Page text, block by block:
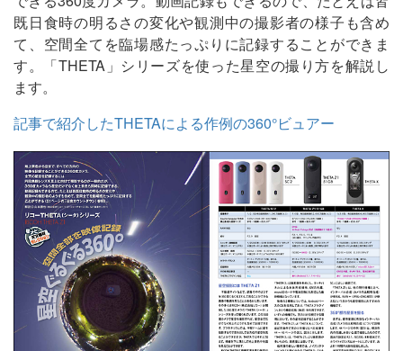
既日食時の明るさの変化や観測中の撮影者の様子も含め
て、空間全てを臨場感たっぷりに記録することができま
す。「THETA」シリーズを使った星空の撮り方を解説し
ます。
記事で紹介したTHETAによる作例の360°ビュアー